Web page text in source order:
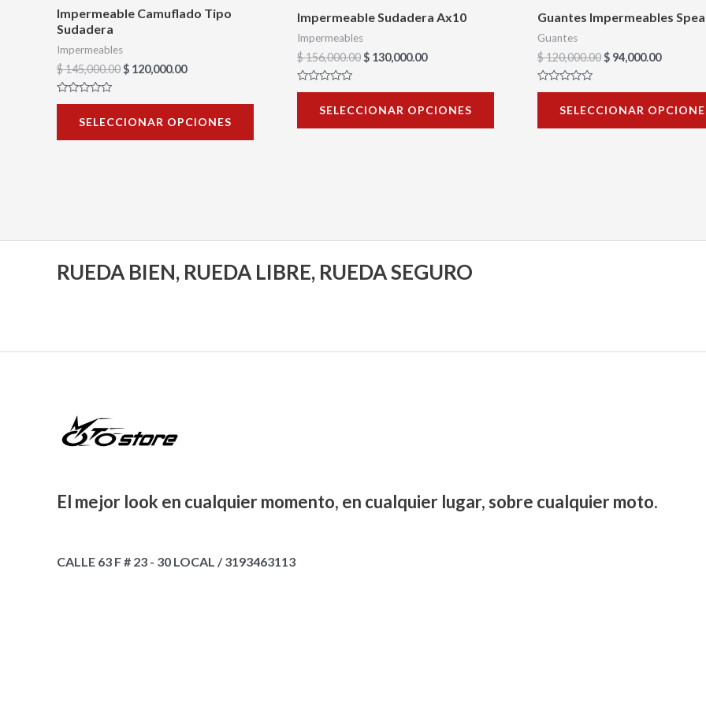
Impermeable Camuflado Tipo
Sudadera
Impermeables
$145,000.00$ 120,000.00
Valorado
5
SELECCIONAR OPCIONES
producto
Impermeable Sudadera Ax10
Impermeables
$156,000.00$ 130,000.00
Valorado
5
SELECCIONAR OPCIONES
Guantes Impermeables
Guantes
$120,000.00$ 94,000.00
Valorado
5
SELECCIONAR
RUEDA BIEN, RUEDA LIBRE, RUEDA SEGURO
El mejor look en cualquier momento, en cualquier lugar, sobre cualquier moto.
CALLE 63 F # 23 - 30 LOCAL / 3193463113